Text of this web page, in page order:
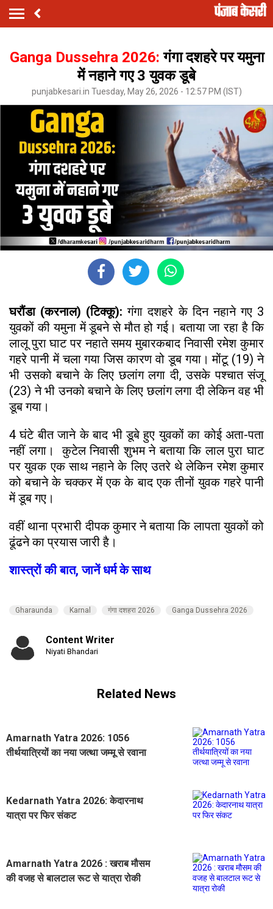
Ganga Dussehra 2026:गंगा दशहरे पर यमुना
में नहाने गए 3 युवक डूबे
punjabkesari.in Tuesday, May 26, 2026 - 12:57 PM (IST)
घरौंडा (करनाल) (टिक्कू): गंगा दशहरे के दिन नहाने गए 3
युवकों की यमुना में डूबने से मौत हो गई। बताया जा रहा है कि
लालू पुरा घाट पर नहाते समय मुबारकबाद निवासी रमेश कुमार
गहरे पानी में चला गया जिस कारण वो डूब गया। मोंटू (19) ने
भी उसको बचाने के लिए छलांग लगा दी, उसके पश्चात संजू
(23) ने भी उनको बचाने के लिए छलांग लगा दी लेकिन वह भी
डूब गया।
4 घंटे बीत जाने के बाद भी डूबे हुए युवकों का कोई अता-पता
नहीं लगा। कुटेल निवासी शुभम ने बताया कि लाल पुरा घाट
पर युवक एक साथ नहाने के लिए उतरे थे लेकिन रमेश कुमार
को बचाने के चक्कर में एक के बाद एक तीनों युवक गहरे पानी
में डूब गए।
वहीं थाना प्रभारी दीपक कुमार ने बताया कि लापता युवकों को
ढूंढने का प्रयास जारी है।
शास्त्रों की बात, जानें धर्म के साथ
Gharaunda Karnal गंगा दशहरा 2026 Ganga Dussehra 2026
Content Writer
Niyati Bhandari
Related News
Amarnath Yatra 2026: 1056
तीर्थयात्रियों का नया जत्था जम्मू से रवाना
Kedarnath Yatra 2026: केदारनाथ
यात्रा पर फिर संकट
Amarnath Yatra 2026 : खराब मौसम
की वजह से बालटाल रूट से यात्रा रोकी